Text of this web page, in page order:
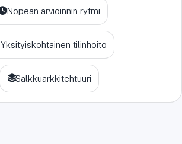
Nopean arvioinnin rytmi
Yksityiskohtainen tilinhoito
Salkkuarkkitehtuuri